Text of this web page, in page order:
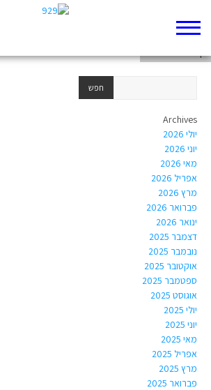
Archives
יולי 2026
יוני 2026
מאי 2026
אפריל 2026
מרץ 2026
פברואר 2026
ינואר 2026
דצמבר 2025
נובמבר 2025
אוקטובר 2025
ספטמבר 2025
אוגוסט 2025
יולי 2025
יוני 2025
מאי 2025
אפריל 2025
מרץ 2025
פברואר 2025